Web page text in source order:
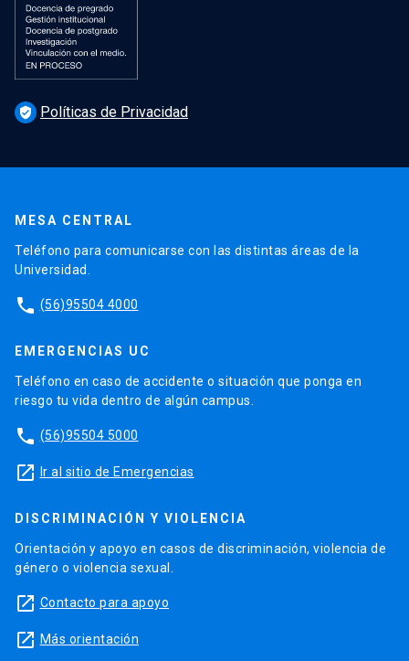
verified_user Políticas de Privacidad
MESA CENTRAL
Teléfono para comunicarse con las distintas áreas de la
Universidad.
phone (56)95504 4000
EMERGENCIAS UC
Teléfono en caso de accidente o situación que ponga en
riesgo tu vida dentro de algún campus.
phone (56)95504 5000
launch Ir al sitio de Emergencias
DISCRIMINACIÓN Y VIOLENCIA
Orientación y apoyo en casos de discriminación, violencia de
género o violencia sexual.
launch Contacto para apoyo
launch Más orientación